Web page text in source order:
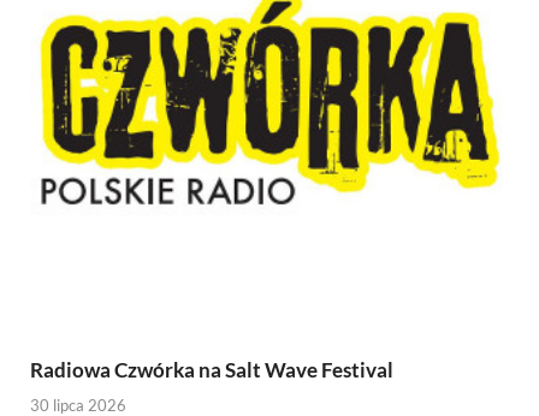
Radiowa Czwórka na Salt Wave Festival
30 lipca 2026